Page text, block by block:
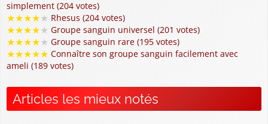
simplement (204 votes)
★★★★★ Rhesus (204 votes)
★★★★★ Groupe sanguin universel (201 votes)
★★★★★ Groupe sanguin rare (195 votes)
★★★★★ Connaître son groupe sanguin facilement avec
ameli (189 votes)
Articles les mieux notés